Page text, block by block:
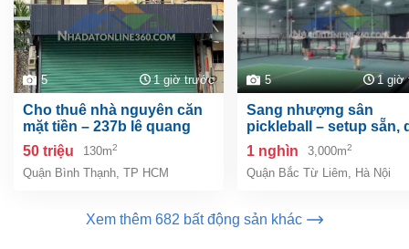
5 1 giờ trước
cho thuê nhà nguyên căn
mặt tiền – 237b lê quang
định, phường gia định
50 triệu 130m2
Quận Bình Thạnh, TP HCM
5 1 giờ
sang nhượng sân
pickleball – setup sẵn,
mô: 11 sân chỉ việc vận
hành! anh chị quan
liên hệ ạ!
1 nghìn 3,000m2
Quận Bắc Từ Liêm, Hà Nội
Xem thêm 682 bất động sản khác